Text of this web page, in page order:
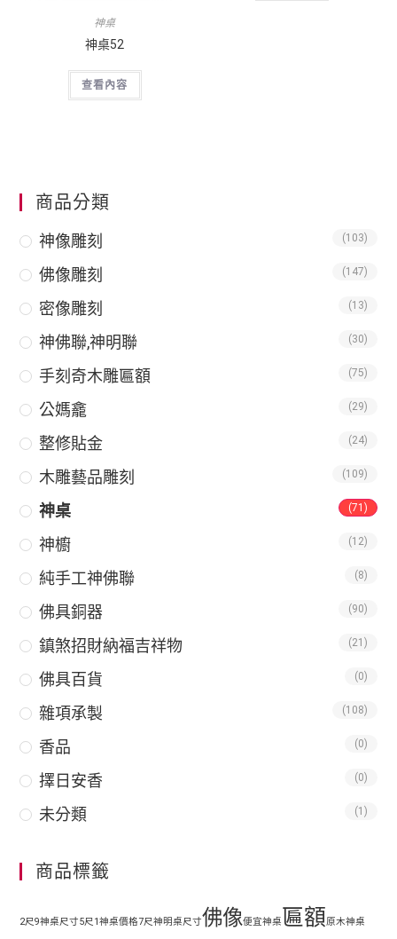
神桌
神桌52
查看內容
商品分類
神像雕刻 (103)
佛像雕刻 (147)
密像雕刻 (13)
神佛聯,神明聯 (30)
手刻奇木雕匾額 (75)
公媽龕 (29)
整修貼金 (24)
木雕藝品雕刻 (109)
神桌 (71)
神櫥 (12)
純手工神佛聯 (8)
佛具銅器 (90)
鎮煞招財納福吉祥物 (21)
佛具百貨 (0)
雜項承製 (108)
香品 (0)
擇日安香 (0)
未分類 (1)
商品標籤
2尺9神桌尺寸5尺1神桌價格7尺神明桌尺寸佛像便宜神桌匾額原木神桌